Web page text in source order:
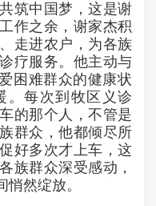
中国梦，这是谢
作之余，谢家杰积
走进农户，为各族
疗服务。他主动与
困难群众的健康状
。每次到牧区义诊
的那个人，不管是
群众，他都倾尽所
好多次才上车，这
族群众深受感动，
然绽放。